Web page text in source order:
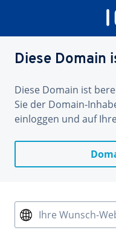
Diese Domain
Diese Domain ist
Sie der Domain-
einloggen und auf
Ihre Wunsch-